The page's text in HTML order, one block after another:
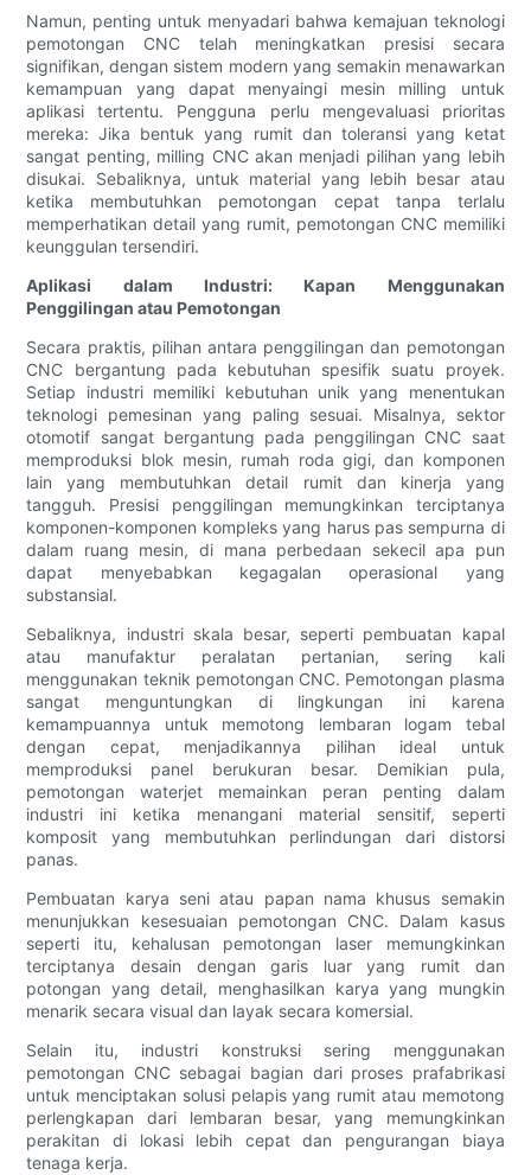
Namun, penting untuk menyadari bahwa kemajuan teknologi
pemotongan CNC telah meningkatkan presisi secara
signifikan, dengan sistem modern yang semakin menawarkan
kemampuan yang dapat menyaingi mesin milling untuk
aplikasi tertentu. Pengguna perlu mengevaluasi prioritas
mereka: Jika bentuk yang rumit dan toleransi yang ketat
sangat penting, milling CNC akan menjadi pilihan yang lebih
disukai. Sebaliknya, untuk material yang lebih besar atau
ketika membutuhkan pemotongan cepat tanpa terlalu
memperhatikan detail yang rumit, pemotongan CNC memiliki
keunggulan tersendiri.
Aplikasi dalam Industri: Kapan Menggunakan
Penggilingan atau Pemotongan
Secara praktis, pilihan antara penggilingan dan pemotongan
CNC bergantung pada kebutuhan spesifik suatu proyek.
Setiap industri memiliki kebutuhan unik yang menentukan
teknologi pemesinan yang paling sesuai. Misalnya, sektor
otomotif sangat bergantung pada penggilingan CNC saat
memproduksi blok mesin, rumah roda gigi, dan komponen
lain yang membutuhkan detail rumit dan kinerja yang
tangguh. Presisi penggilingan memungkinkan terciptanya
komponen-komponen kompleks yang harus pas sempurna di
dalam ruang mesin, di mana perbedaan sekecil apa pun
dapat menyebabkan kegagalan operasional yang
substansial.
Sebaliknya, industri skala besar, seperti pembuatan kapal
atau manufaktur peralatan pertanian, sering kali
menggunakan teknik pemotongan CNC. Pemotongan plasma
sangat menguntungkan di lingkungan ini karena
kemampuannya untuk memotong lembaran logam tebal
dengan cepat, menjadikannya pilihan ideal untuk
memproduksi panel berukuran besar. Demikian pula,
pemotongan waterjet memainkan peran penting dalam
industri ini ketika menangani material sensitif, seperti
komposit yang membutuhkan perlindungan dari distorsi
panas.
Pembuatan karya seni atau papan nama khusus semakin
menunjukkan kesesuaian pemotongan CNC. Dalam kasus
seperti itu, kehalusan pemotongan laser memungkinkan
terciptanya desain dengan garis luar yang rumit dan
potongan yang detail, menghasilkan karya yang mungkin
menarik secara visual dan layak secara komersial.
Selain itu, industri konstruksi sering menggunakan
pemotongan CNC sebagai bagian dari proses prafabrikasi
untuk menciptakan solusi pelapis yang rumit atau memotong
perlengkapan dari lembaran besar, yang memungkinkan
perakitan di lokasi lebih cepat dan pengurangan biaya
tenaga kerja.